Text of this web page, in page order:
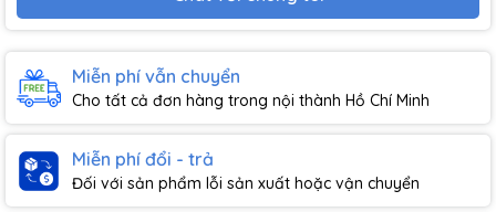
Miễn phí vẫn chuyển
Cho tất cả đơn hàng trong nội thành Hồ Chí Minh
Miễn phí đổi - trả
Đối với sản phẩm lỗi sản xuất hoặc vận chuyển